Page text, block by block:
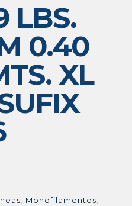
LBS.
0.40
XL
Monofilamentos